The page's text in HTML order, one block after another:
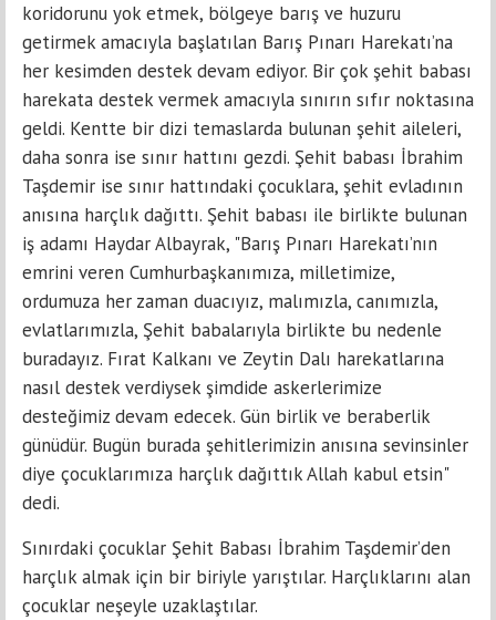
koridorunu yok etmek, bölgeye barış ve huzuru
getirmek amacıyla başlatılan Barış Pınarı Harekatı’na
her kesimden destek devam ediyor. Bir çok şehit babası
harekata destek vermek amacıyla sınırın sıfır noktasına
geldi. Kentte bir dizi temaslarda bulunan şehit aileleri,
daha sonra ise sınır hattını gezdi. Şehit babası İbrahim
Taşdemir ise sınır hattındaki çocuklara, şehit evladının
anısına harçlık dağıttı. Şehit babası ile birlikte bulunan
iş adamı Haydar Albayrak, "Barış Pınarı Harekatı’nın
emrini veren Cumhurbaşkanımıza, milletimize,
ordumuza her zaman duacıyız, malımızla, canımızla,
evlatlarımızla, Şehit babalarıyla birlikte bu nedenle
buradayız. Fırat Kalkanı ve Zeytin Dalı harekatlarına
nasıl destek verdiysek şimdide askerlerimize
desteğimiz devam edecek. Gün birlik ve beraberlik
günüdür. Bugün burada şehitlerimizin anısına sevinsinler
diye çocuklarımıza harçlık dağıttık Allah kabul etsin"
dedi.
Sınırdaki çocuklar Şehit Babası İbrahim Taşdemir’den
harçlık almak için bir biriyle yarıştılar. Harçlıklarını alan
çocuklar neşeyle uzaklaştılar.